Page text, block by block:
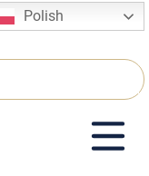
Polish